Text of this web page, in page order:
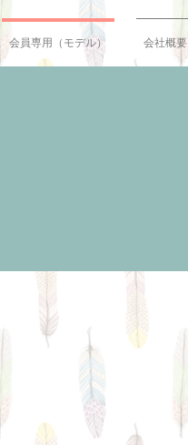
会員専用（モデル） 会社概要